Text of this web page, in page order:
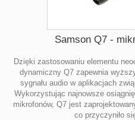
Samson Q7 -
Dzięki zastosowaniu elementu
dynamiczny Q7 zapewnia
sygnału audio w aplikacjach
Wykorzystując najnowsze
mikrofonów, Q7 jest
co przyczyniło